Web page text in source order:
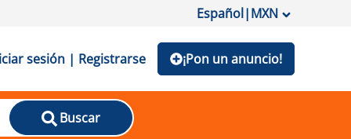
Español|MXN
sesión | Registrarse ¡Pon un anuncio!
Buscar